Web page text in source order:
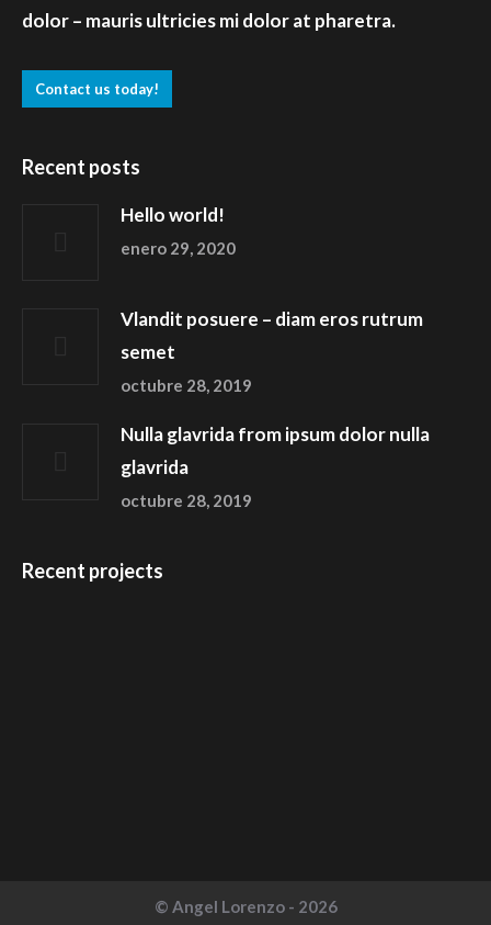
dolor – mauris ultricies mi dolor at pharetra.
Contact us today!
Recent posts
Hello world!
enero 29, 2020
Vlandit posuere – diam eros rutrum
semet
octubre 28, 2019
Nulla glavrida from ipsum dolor nulla
glavrida
octubre 28, 2019
Recent projects
© Angel Lorenzo - 2026